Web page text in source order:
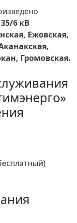
6 кВ
Ежовская,
Громовская.